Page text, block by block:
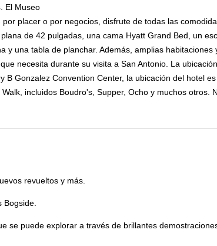
El Museo
placer o por negocios, disfrute de todas las
de 42 pulgadas, una cama Hyatt Grand Bed, un
una tabla de planchar. Además, amplias habitaciones
necesita durante su visita a San Antonio. La
Gonzalez Convention Center, la ubicación del hotel
incluidos Boudro's, Supper, Ocho y muchos otros.
revueltos y más.
se puede explorar a través de brillantes